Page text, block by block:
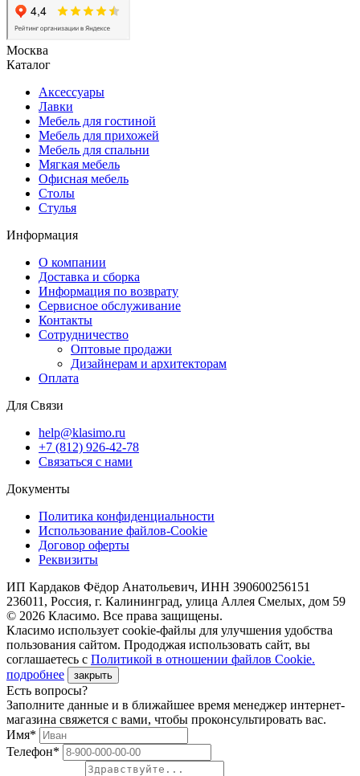
Москва
Каталог
Аксессуары
Лавки
Мебель для гостиной
Мебель для прихожей
Мебель для спальни
Мягкая мебель
Офисная мебель
Столы
Стулья
Информация
О компании
Доставка и сборка
Информация по возврату
Сервисное обслуживание
Контакты
Сотрудничество
Оптовые продажи
Дизайнерам и архитекторам
Оплата
Для Связи
help@klasimo.ru
+7 (812) 926-42-78
Связаться с нами
Документы
Политика конфиденциальности
Использование файлов-Cookie
Договор оферты
Реквизиты
ИП Кардаков Фёдор Анатольевич, ИНН 390600256151
236011, Россия, г. Калининград, улица Аллея Смелых, дом 59
© 2026 Класимо. Все права защищены.
Класимо использует cookie-файлы для улучшения удобства
пользования сайтом. Прододжая использовать сайт, вы
соглашаетесь с Политикой в отношении файлов Сookie.
подробнее
закрыть
Есть вопросы?
Заполните данные и в ближайшее время менеджер интернет-
магазина свяжется с вами, чтобы проконсультировать вас.
Имя*
Телефон*